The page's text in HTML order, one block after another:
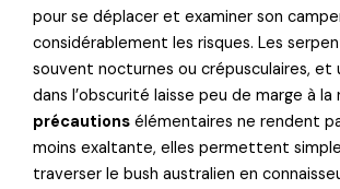
pour se déplacer et examiner son
considérablement les risques. Les
souvent nocturnes ou crépusculaires, et
dans l’obscurité laisse peu de marge à
précautions élémentaires ne rendent
moins exaltante, elles permettent
traverser le bush australien en